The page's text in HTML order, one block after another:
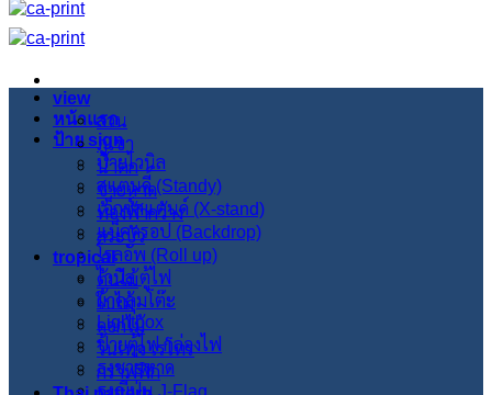
หน้าแรก
ป้าย sign
ป้ายไวนิล
สแตนดี้ (Standy)
เอ็กซ์สแตนด์ (X-stand)
แบ็คดรอป (Backdrop)
โรลอัพ (Roll up)
ไวนิล ตู้ไฟ
ผ้าคลุมโต๊ะ
Lightbox
ป้ายตู้ไฟ กล่องไฟ
ธงชายหาด
ธงญี่ปุ่น J-Flag
view
สวน
ภูเขา
น้ำตก
ชายหาด
ท้องฟ้ากว้าง
สระบัว
tropical
ต้นไม้
ใบไม้
ดอกไม้
วินเทจ เรโทร
กราฟฟิก